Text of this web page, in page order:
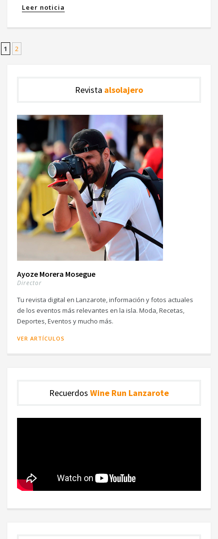
Leer noticia
1 2
Revista alsolajero
Ayoze Morera Mosegue
Director
Tu revista digital en Lanzarote, información y fotos actuales
de los eventos más relevantes en la isla. Moda, Recetas,
Deportes, Eventos y mucho más.
VER ARTÍCULOS
Recuerdos Wine Run Lanzarote